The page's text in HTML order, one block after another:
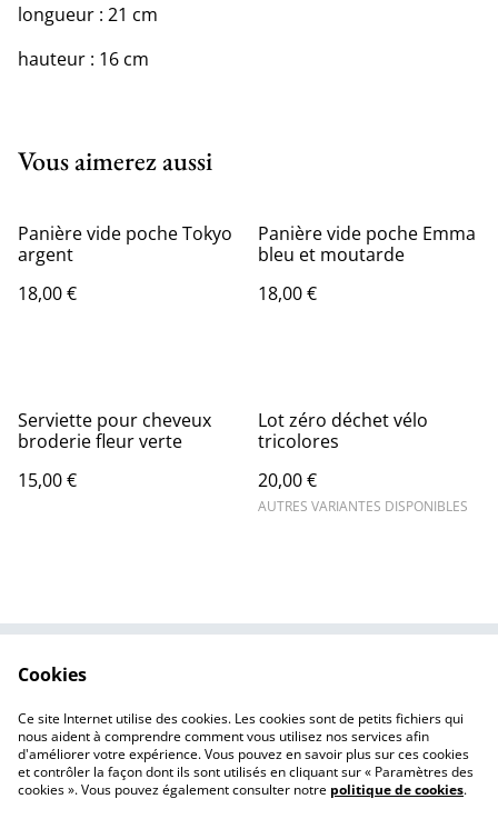
longueur : 21 cm
hauteur : 16 cm
Vous aimerez aussi
Panière vide poche Tokyo
argent
18,00 €
Panière vide poche Emma
bleu et moutarde
18,00 €
Serviette pour cheveux
broderie fleur verte
15,00 €
Lot zéro déchet vélo
tricolores
20,00 €
AUTRES VARIANTES DISPONIBLES
Politique de
confidentialité
Politique des cookies
Cookies
Ce site Internet utilise des cookies. Les cookies sont de petits fichiers qui
nous aident à comprendre comment vous utilisez nos services afin
d'améliorer votre expérience. Vous pouvez en savoir plus sur ces cookies
et contrôler la façon dont ils sont utilisés en cliquant sur « Paramètres des
cookies ». Vous pouvez également consulter notre politique de cookies.